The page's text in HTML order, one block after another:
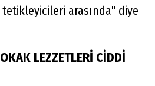
arasında" diye
LEZZETLERİ CİDDİ